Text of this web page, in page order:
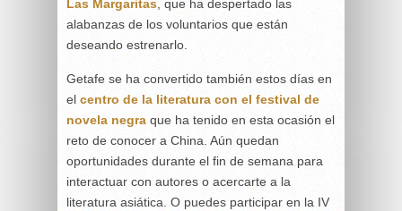
Las Margaritas , que ha despertado las
alabanzas de los voluntarios que están
deseando estrenarlo.
Getafe se ha convertido también estos días en
el centro de la literatura con el festival de
novela negra que ha tenido en esta ocasión el
reto de conocer a China. Aún quedan
oportunidades durante el fin de semana para
interactuar con autores o acercarte a la
literatura asiática. O puedes participar en la IV